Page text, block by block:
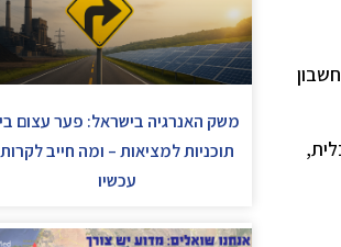
משק האנרגיה בישראל: פער עצום
תוכניות למציאות – ומה חייב לקרות
עכשיו